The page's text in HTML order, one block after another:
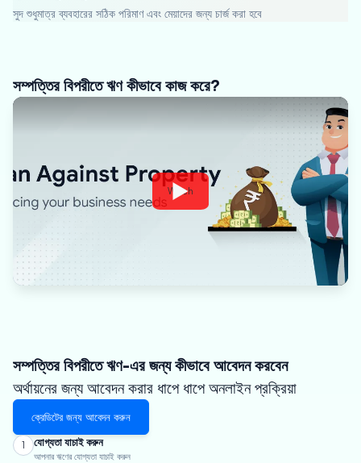
সুদ শুধুমাত্র ব্যবহারের সঠিক পরিমাণ এবং মেয়াদের জন্য চার্জ করা হবে
সম্পত্তির বিপরীতে ঋণ কীভাবে কাজ করে?
Watch
সম্পত্তির বিপরীতে ঋণ-এর জন্য কীভাবে আবেদন করবেন
অর্থায়নের জন্য আবেদন করার ধাপে ধাপে অনলাইন প্রক্রিয়া
ক্রেডিটের জন্য আবেদন করুন
1 যোগ্যতা যাচাই করুন
আপনার ঋণের যোগ্যতা যাচাই করুন